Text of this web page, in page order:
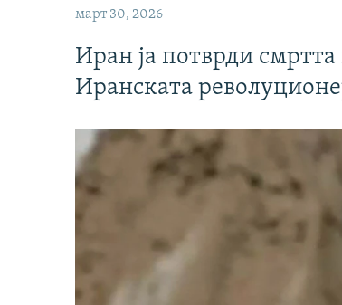
март 30, 2026
Иран ја потврди
Иранската